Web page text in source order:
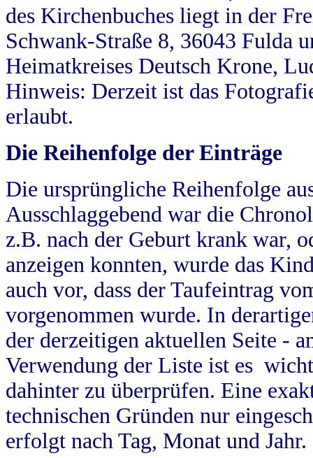
des Kirchenbuches liegt in der
Schwank-Straße 8, 36043 Fulda
Heimatkreises Deutsch Krone,
Hinweis: Derzeit ist das
erlaubt.
Die Reihenfolge der Einträge
Die ursprüngliche Reihenfolge
Ausschlaggebend war die
z.B. nach der Geburt krank war,
anzeigen konnten, wurde das
auch vor, dass der Taufeintrag
vorgenommen wurde. In
der derzeitigen aktuellen Seite -
Verwendung der Liste ist es
dahinter zu überprüfen. Eine
technischen Gründen nur
erfolgt nach Tag, Monat und Jahr.